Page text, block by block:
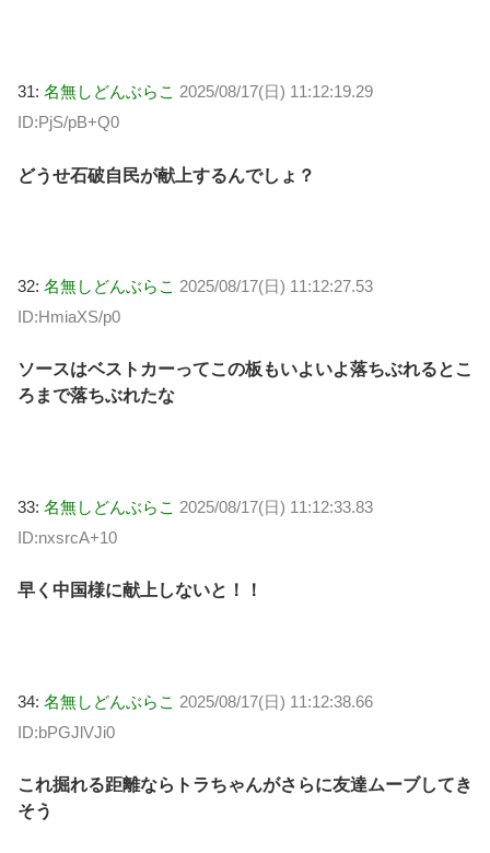
31: 名無しどんぶらこ 2025/08/17(日) 11:12:19.29
ID:PjS/pB+Q0
どうせ石破自民が献上するんでしょ？
32: 名無しどんぶらこ 2025/08/17(日) 11:12:27.53
ID:HmiaXS/p0
ソースはベストカーってこの板もいよいよ落ちぶれるとこ
ろまで落ちぶれたな
33: 名無しどんぶらこ 2025/08/17(日) 11:12:33.83
ID:nxsrcA+10
早く中国様に献上しないと！！
34: 名無しどんぶらこ 2025/08/17(日) 11:12:38.66
ID:bPGJlVJi0
これ掘れる距離ならトラちゃんがさらに友達ムーブしてき
そう